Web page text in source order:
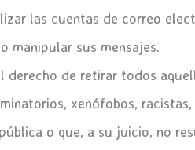
las cuentas de correo
manipular sus mensajes.
derecho de retirar todos
xenófobos,
o que, a su juicio, no